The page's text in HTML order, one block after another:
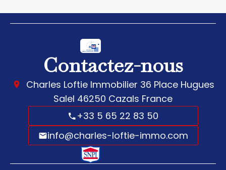
Contactez-nous
Charles Loftie Immobilier 36 Place Hugues
Salel 46250 Cazals France
+33 5 65 22 83 50
info@charles-loftie-immo.com